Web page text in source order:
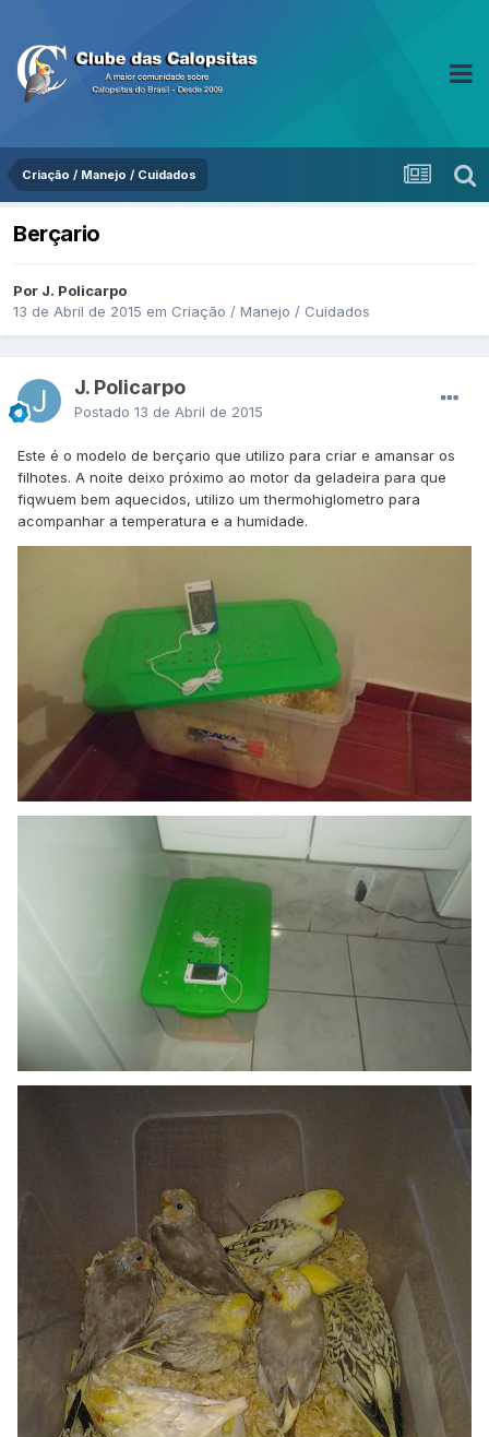
Criação / Manejo / Cuidados
Berçario
Por J. Policarpo
13 de Abril de 2015 em Criação / Manejo / Cuidados
J. Policarpo
Postado 13 de Abril de 2015
Este é o modelo de berçario que utilizo para criar e amansar os
filhotes. A noite deixo próximo ao motor da geladeira para que
fiqwuem bem aquecidos, utilizo um thermohiglometro para
acompanhar a temperatura e a humidade.